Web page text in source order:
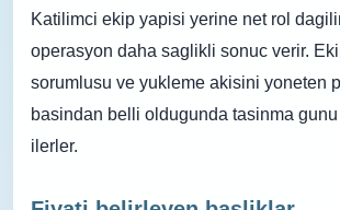
Katilimci ekip yapisi yerine net rol
operasyon daha saglikli sonuc verir.
sorumlusu ve yukleme akisini yoneten
basindan belli oldugunda tasinma
ilerler.